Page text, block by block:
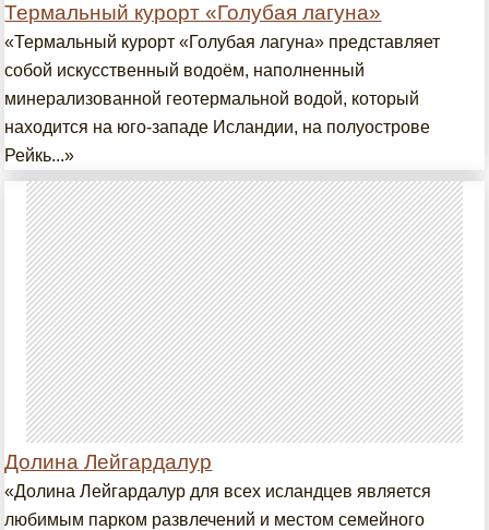
Термальный курорт «Голубая лагуна»
«Термальный курорт «Голубая лагуна» представляет
собой искусственный водоём, наполненный
минерализованной геотермальной водой, который
находится на юго-западе Исландии, на полуострове
Рейкь...»
Долина Лейгардалур
«Долина Лейгардалур для всех исландцев является
любимым парком развлечений и местом семейного